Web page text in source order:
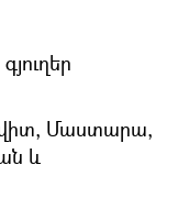
Մաստարա,
և